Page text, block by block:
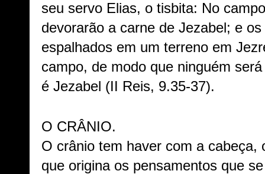
seu servo Elias, o tisbita: No
devorarão a carne de Jezabel; e
espalhados em um terreno em
campo, de modo que ninguém
é Jezabel (II Reis, 9.35-37).
O CRÂNIO.
O crânio tem haver com a cabeça,
que origina os pensamentos que